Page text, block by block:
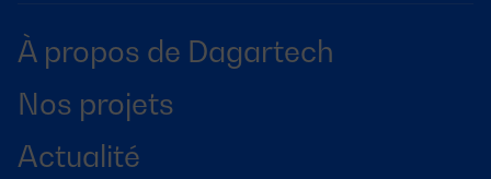
À propos de Dagartech
Nos projets
Actualité